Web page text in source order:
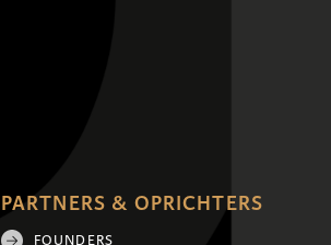
PARTNERS & OPRICHTERS
FOUNDERS